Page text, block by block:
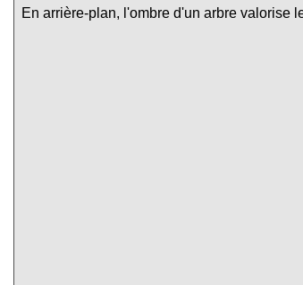
En arrière-plan, l'ombre d'un arbre valorise